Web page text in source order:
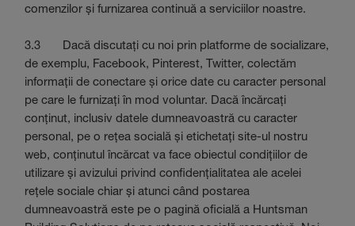
comenzilor și furnizarea continuă a serviciilor noastre.
3.3 Dacă discutați cu noi prin platforme de socializare,
de exemplu, Facebook, Pinterest, Twitter, colectăm
informații de conectare și orice date cu caracter personal
pe care le furnizați în mod voluntar. Dacă încărcați
conținut, inclusiv datele dumneavoastră cu caracter
personal, pe o rețea socială și etichetați site-ul nostru
web, conținutul încărcat va face obiectul condițiilor de
utilizare și avizului privind confidențialitatea ale acelei
rețele sociale chiar și atunci când postarea
dumneavoastră este pe o pagină oficială a Huntsman